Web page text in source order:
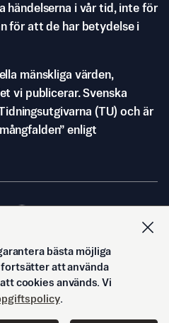
händelserna i vår tid, inte för
för att de har betydelse i
mänskliga värden,
vi publicerar. Svenska
(TU) och är
enligt
bästa möjliga
fortsätter att använda
cookies används. Vi
.